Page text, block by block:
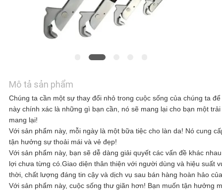
TÔI
TIN
TỨC
CÁC
Mô tả sản phẩm
Chúng ta cần một sự thay đổi nhỏ trong cuộc sống của chúng ta
này chính xác là những gì bạn cần, nó sẽ mang lại cho bạn một
mang lại!
Với sản phẩm này, mỗi ngày là một bữa tiệc cho làn da! Nó cung
tận hưởng sự thoải mái và vẻ đẹp!
Với sản phẩm này, bạn sẽ dễ dàng giải quyết các vấn đề khác
lợi chưa từng có.Giao diện thân thiện với người dùng và hiệu suất
thời, chất lượng đáng tin cậy và dịch vụ sau bán hàng hoàn hảo
Với sản phẩm này, cuộc sống thư giãn hơn! Bạn muốn tận hưởng